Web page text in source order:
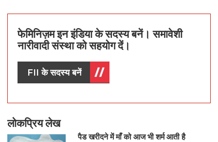
फेमिनिज़म इन इंडिया के सदस्य बनें। समावेशी
नारीवादी संस्था को सहयोग दें।
FII के सदस्य बनें
लोकप्रिय लेख
पैड खरीदने में माँ को आज भी शर्म आती है